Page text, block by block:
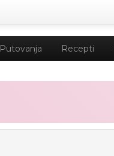
Putovanja Recepti